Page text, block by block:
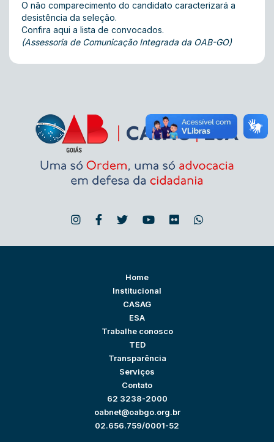
O não comparecimento do candidato caracterizará a
desistência da seleção.
Confira aqui a lista de convocados.
(Assessoria de Comunicação Integrada da OAB-GO)
Home
Institucional
CASAG
ESA
Trabalhe conosco
TED
Transparência
Serviços
Contato
62 3238-2000
oabnet@oabgo.org.br
02.656.759/0001-52